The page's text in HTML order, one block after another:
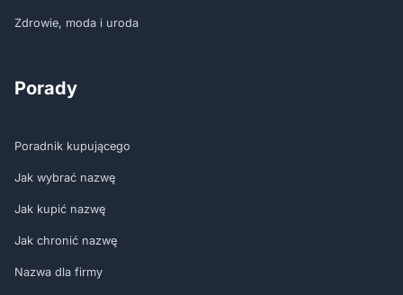
Zdrowie, moda i uroda
Porady
Poradnik kupującego
Jak wybrać nazwę
Jak kupić nazwę
Jak chronić nazwę
Nazwa dla firmy